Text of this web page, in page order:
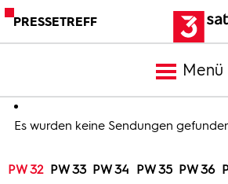
PRESSETREFF
Menü
Programm
Es wurden keine Sendungen
PW 32 PW 33 PW 34 PW 35 PW 36